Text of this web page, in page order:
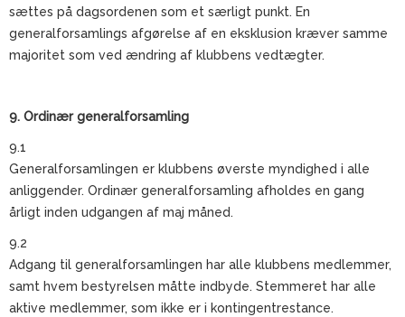
sættes på dagsordenen som et særligt punkt. En
generalforsamlings afgørelse af en eksklusion kræver samme
majoritet som ved ændring af klubbens vedtægter.
9. Ordinær generalforsamling
9.1
Generalforsamlingen er klubbens øverste myndighed i alle
anliggender. Ordinær generalforsamling afholdes en gang
årligt inden udgangen af maj måned.
9.2
Adgang til generalforsamlingen har alle klubbens medlemmer,
samt hvem bestyrelsen måtte indbyde. Stemmeret har alle
aktive medlemmer, som ikke er i kontingentrestance.